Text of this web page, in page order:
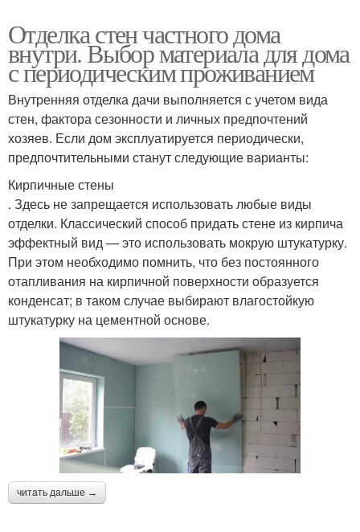
Отделка стен частного дома
внутри. Выбор материала для дома
с периодическим проживанием
Внутренняя отделка дачи выполняется с учетом вида
стен, фактора сезонности и личных предпочтений
хозяев. Если дом эксплуатируется периодически,
предпочтительными станут следующие варианты:
Кирпичные стены
. Здесь не запрещается использовать любые виды
отделки. Классический способ придать стене из кирпича
эффектный вид — это использовать мокрую штукатурку.
При этом необходимо помнить, что без постоянного
отапливания на кирпичной поверхности образуется
конденсат; в таком случае выбирают влагостойкую
штукатурку на цементной основе.
читать дальше →